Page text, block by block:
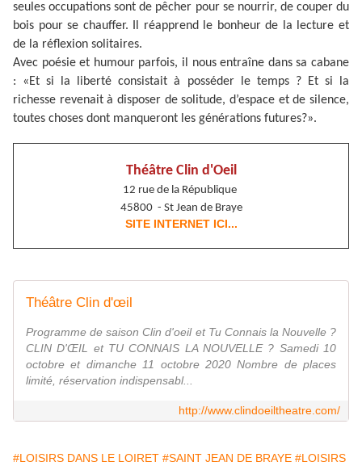
seules occupations sont de pêcher pour se nourrir, de couper du
bois pour se chauffer. Il réapprend le bonheur de la lecture et
de la réflexion solitaires.
Avec poésie et humour parfois, il nous entraîne dans sa cabane
: «Et si la liberté consistait à posséder le temps ? Et si la
richesse revenait à disposer de solitude, d’espace et de silence,
toutes choses dont manqueront les générations futures?».
Théâtre Clin d'Oeil
12 rue de la République
45800 - St Jean de Braye
SITE INTERNET ICI...
Théâtre Clin d'œil
Programme de saison Clin d'oeil et Tu Connais la Nouvelle ?
CLIN D'ŒIL et TU CONNAIS LA NOUVELLE ? Samedi 10
octobre et dimanche 11 octobre 2020 Nombre de places
limité, réservation indispensabl...
http://www.clindoeiltheatre.com/
#LOISIRS DANS LE LOIRET #SAINT JEAN DE BRAYE #LOISIRS